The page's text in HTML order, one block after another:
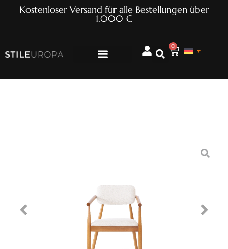
Kostenloser Versand für alle Bestellungen über
1.000 €
0